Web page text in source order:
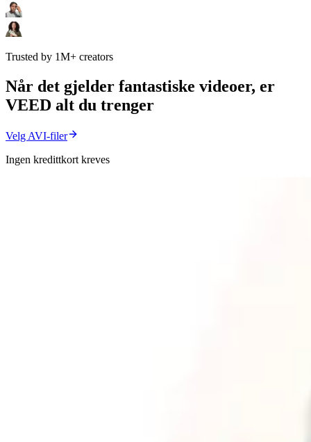
Trusted by 1M+ creators
Når det gjelder fantastiske videoer, er
VEED alt du trenger
Velg AVI-filer
Ingen kredittkort kreves